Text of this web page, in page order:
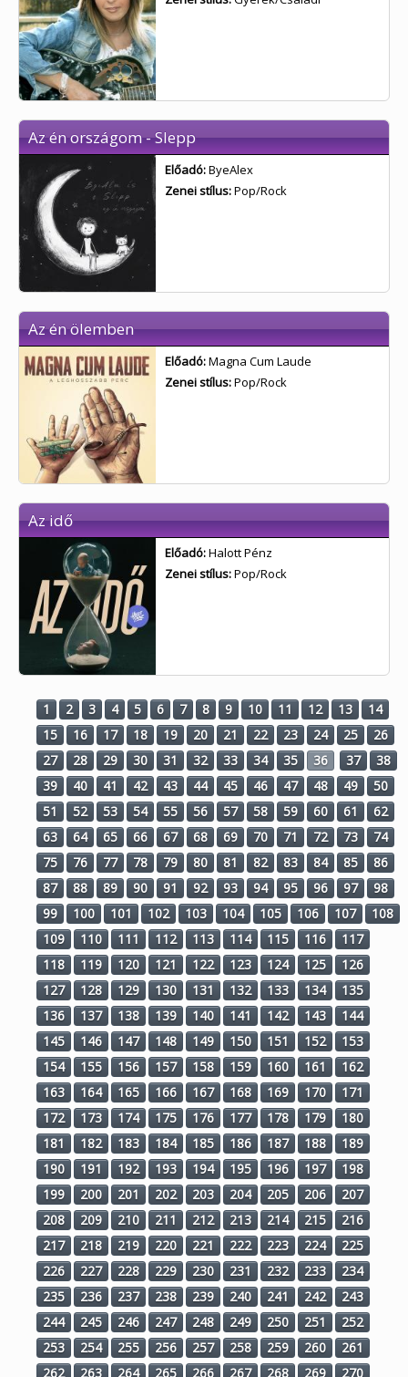
Az én országom - Slepp
Előadó:ByeAlex
Zenei stílus:Pop/Rock
Az én ölemben
Előadó:Magna Cum Laude
Zenei stílus:Pop/Rock
Az idő
Előadó:Halott Pénz
Zenei stílus:Pop/Rock
1 2 3 4 5 6 7 8 9 10 11 12 13
14
15
16 17 18 19 20 21 22 23 24 25
26
27
28 29 30 31 32 33 34 35 36 37
38
39
40 41 42 43 44 45 46 47 48 49
50
51
52 53 54 55 56 57 58 59 60 61
62
63
64 65 66 67 68 69 70 71 72 73
74
75
76 77 78 79 80 81 82 83 84 85
86
87
88 89 90 91 92 93 94 95 96 97
98
99
100 101 102 103 104 105 106 107
108
109
110 111 112 113 114 115 116
117
118
119 120 121 122 123 124 125
126
127
128 129 130 131 132 133 134
135
136
137 138 139 140 141 142 143
144
145
146 147 148 149 150 151 152
153
154
155 156 157 158 159 160 161
162
163
164 165 166 167 168 169 170
171
172
173 174 175 176 177 178 179
180
181
182 183 184 185 186 187 188
189
190
191 192 193 194 195 196 197
198
199
200 201 202 203 204 205 206
207
208
209 210 211 212 213 214 215
216
217
218 219 220 221 222 223 224
225
226
227 228 229 230 231 232 233
234
235
236 237 238 239 240 241 242
243
244
245 246 247 248 249 250 251
252
253
254 255 256 257 258 259 260
261
262
263 264 265 266 267 268 269
270